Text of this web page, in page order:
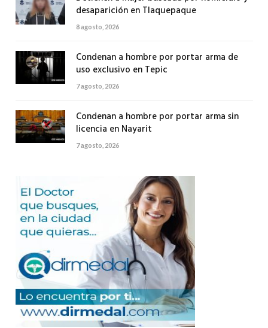
desaparición en Tlaquepaque
8 agosto, 2026
Condenan a hombre por portar arma de
uso exclusivo en Tepic
7 agosto, 2026
Condenan a hombre por portar arma sin
licencia en Nayarit
7 agosto, 2026